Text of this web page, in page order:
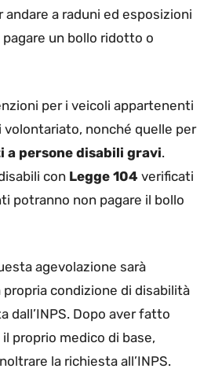
andare a raduni ed esposizioni
un bollo ridotto o
per i veicoli appartenenti
volontariato, nonché quelle per
persone disabili gravi.
con Legge 104 verificati
potranno non pagare il bollo
agevolazione sarà
propria condizione di disabilità
dall’INPS. Dopo aver fatto
proprio medico di base,
la richiesta all’INPS.